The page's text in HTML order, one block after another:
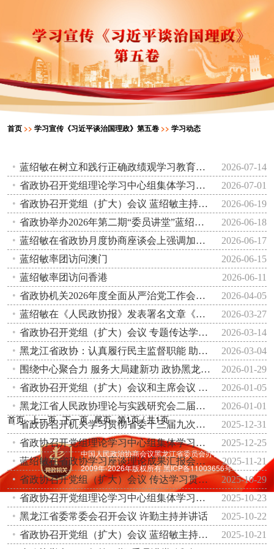
首页 >> 学习宣传《习近平谈治国理政》第五卷 >> 学习动态
蓝绍敏在树立和践行正确政绩观学习教育专题党课上强调 树好正确政绩观 走好履职担当路
2026-07-14
省政协召开党组理论学习中心组集体学习会议和主席会议 蓝绍敏主持并讲话
2026-07-01
省政协召开党组（扩大）会议 蓝绍敏主持并讲话
2026-06-19
省政协举办2026年第二期“委员讲堂”蓝绍敏出席
2026-06-18
蓝绍敏在省政协月度协商座谈会上强调加强农村公共文化服务体系建设 促进优质文化资源直达基层
2026-06-17
蓝绍敏率团访问澳门
2026-06-15
蓝绍敏率团访问香港
2026-06-11
省政协机关2026年度全面从严治党工作会议召开
2026-04-05
蓝绍敏在《人民政协报》发表署名文章《多做坚定信心的工作 服务和助力“十五五”规划实施》
2026-03-27
省政协召开党组（扩大）会议 专题传达学习习近平总书记在全国两会期间重要讲话精神
2026-03-14
黑龙江省政协：认真履行民主监督职能 助推重大决策部署落实
2026-03-04
围绕中心聚合力 服务大局建新功 政协黑龙江省委员会2025年工作综述
2026-01-29
省政协召开党组（扩大）会议和主席会议 蓝绍敏主持并讲话
2026-01-05
黑龙江省人民政协理论与实践研究会二届四次理事会会议暨专题研讨会召开
2026-01-01
省政协召开机关学习贯彻省委十三届九次全会暨省委经济工作会议精神大会 蓝绍敏主持并讲话
2025-12-31
省政协召开党组理论学习中心组集体学习会议暨2026年重点协商议题选题务虚会 蓝绍敏主持并讲话
2025-12-25
蓝绍敏在省政协学习座谈理论成果汇报会上强调学深悟透习近平新时代中国特色社会主义思想 知行合一提高履职质效
2025-11-21
省政协召开党组（扩大）会议 传达学习贯彻党的二十届四中全会精神
2025-10-29
省政协召开党组理论学习中心组集体学习会议和主席会议 蓝绍敏主持并讲话
2025-10-23
黑龙江省委常委会召开会议 许勤主持并讲话
2025-10-22
省政协召开党组（扩大）会议 蓝绍敏主持并讲话
2025-10-21
首页 上一页 下一页 尾页 第1页 / 共1页
中国人民政治协商会议黑龙江省委员会办公厅主办
2009年-2026年版权所有黑ICP备11003656号-1